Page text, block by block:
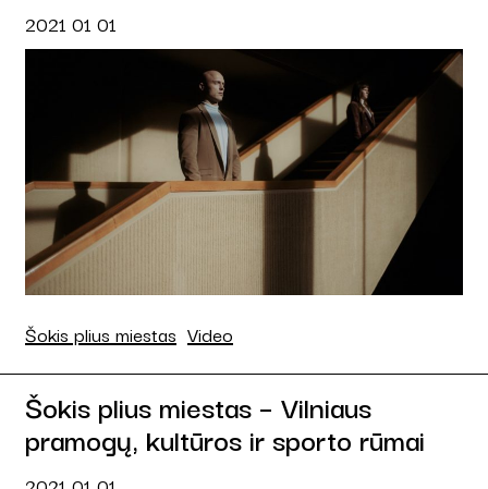
2021 01 01
Šokis plius miestas Video
Šokis plius miestas – Vilniaus
pramogų, kultūros ir sporto rūmai